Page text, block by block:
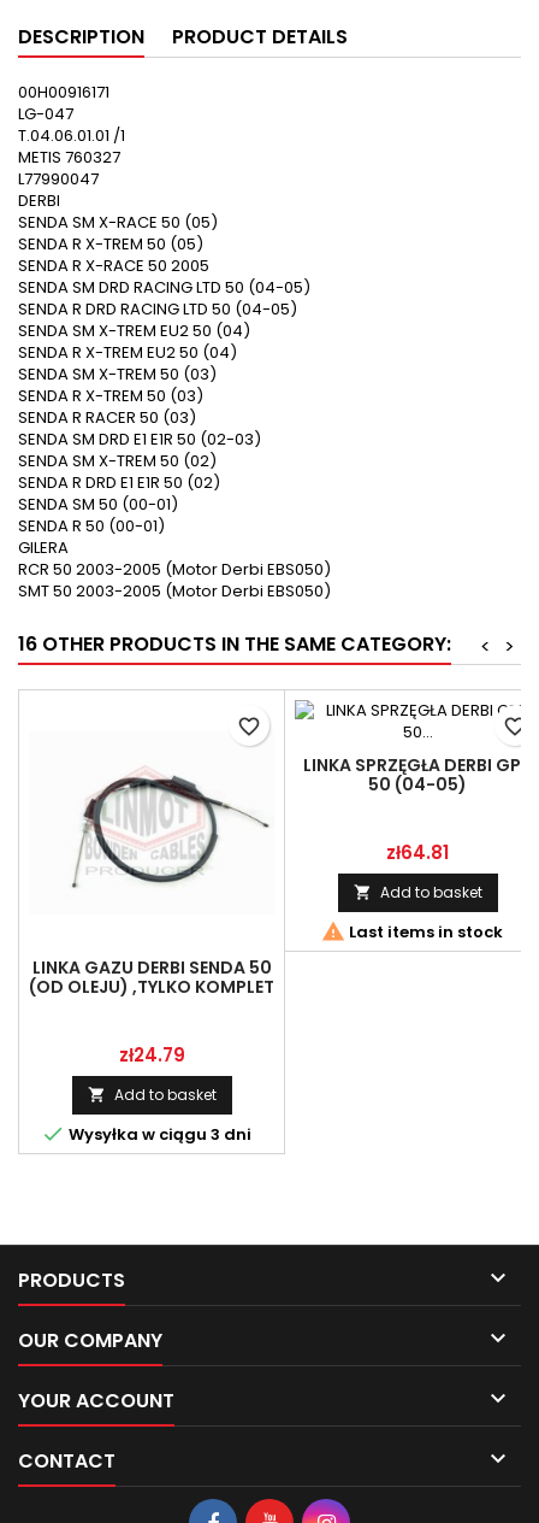
DESCRIPTION PRODUCT DETAILS
00H00916171
LG-047
T.04.06.01.01 /1
METIS 760327
L77990047
DERBI
SENDA SM X-RACE 50 (05)
SENDA R X-TREM 50 (05)
SENDA R X-RACE 50 2005
SENDA SM DRD RACING LTD 50 (04-05)
SENDA R DRD RACING LTD 50 (04-05)
SENDA SM X-TREM EU2 50 (04)
SENDA R X-TREM EU2 50 (04)
SENDA SM X-TREM 50 (03)
SENDA R X-TREM 50 (03)
SENDA R RACER 50 (03)
SENDA SM DRD E1 E1R 50 (02-03)
SENDA SM X-TREM 50 (02)
SENDA R DRD E1 E1R 50 (02)
SENDA SM 50 (00-01)
SENDA R 50 (00-01)
GILERA
RCR 50 2003-2005 (Motor Derbi EBS050)
SMT 50 2003-2005 (Motor Derbi EBS050)
16 OTHER PRODUCTS IN THE SAME CATEGORY: >
<
LINKA GAZU DERBI SENDA 50
(OD OLEJU) ,TYLKO KOMPLET
Price
zł24.79
 Add to basket
 Wysyłka w ciągu 3 dni
favorite_border
LINKA SPRZĘGŁA DERBI GPR
50 (04-05)
Price
zł64.81
 Add to basket
 Last items in stock
favorite_border
PRODUCTS 
OUR COMPANY 
YOUR ACCOUNT 
CONTACT 